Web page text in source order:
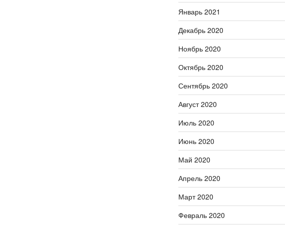
Январь 2021
Декабрь 2020
Ноябрь 2020
Октябрь 2020
Сентябрь 2020
Август 2020
Июль 2020
Июнь 2020
Май 2020
Апрель 2020
Март 2020
Февраль 2020